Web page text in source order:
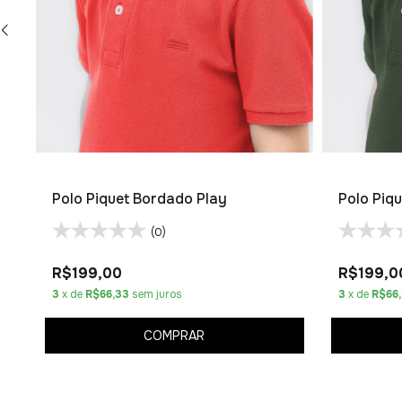
Polo Piquet Bordado Play
(0)
R$199,00
3 x de R$66,33 sem juros
COMPRAR
Polo
3 x de